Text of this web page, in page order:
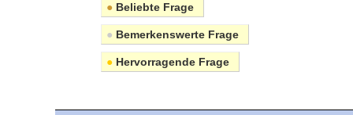
● Beliebte Frage
● Bemerkenswerte Frage
● Hervorragende Frage